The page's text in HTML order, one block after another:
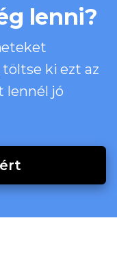
lenni?
ki ezt az
lennél jó